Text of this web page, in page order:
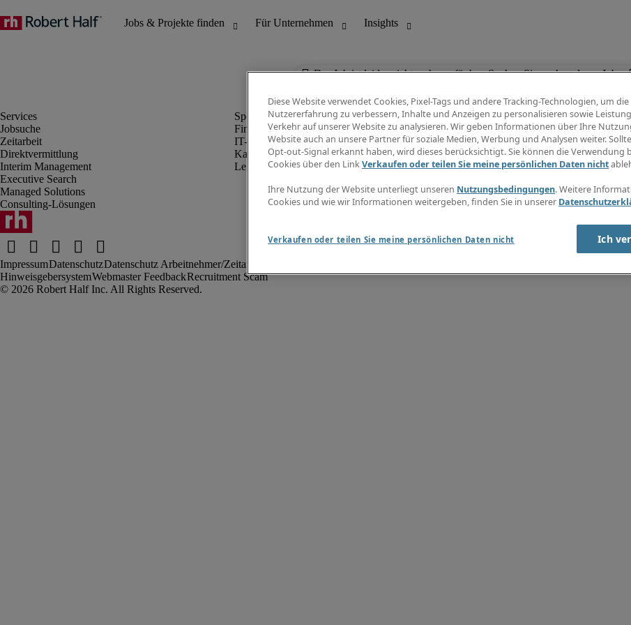
Der Job ist leider nicht mehr verfügbar. Suchen Sie nach anderen Jobs.
Jobsuche
Zeitarbeit
Direktvermittlung
Interim Management
Executive Search
Managed Solutions
Consulting-Lösungen
Finanz- & Rechnungswesen
IT-Bereich
Kaufmännischer Bereich
Legal
Info Center
Jobübersicht
Gehaltsübersicht
E-Learning
ImpressumDatenschutzDatenschutz Arbeitnehmer/Zeitarbeitskräfte
HinweisgebersystemWebmaster FeedbackRecruitment Scam
Diese Website verwendet Cookies, Pixel-Tags und andere Tracking-Technologien, um die
Nutzererfahrung zu verbessern, Inhalte und Anzeigen zu personalisieren sowie
Verkehr auf unserer Website zu analysieren. Wir geben Informationen über Ihre
Website auch an unsere Partner für soziale Medien, Werbung und Analysen weiter.
Opt-out-Signal erkannt haben, wird dieses berücksichtigt. Sie können die Verwendung
Cookies über den LinkVerkaufen oder teilen Sie meine persönlichen Daten nicht
Ihre Nutzung der Website unterliegt unseren Nutzungsbedingungen. Weitere
Cookies und wie wir Informationen weitergeben, finden Sie in unserer
Verkaufen oder teilen Sie meine persönlichen Daten nicht Ich